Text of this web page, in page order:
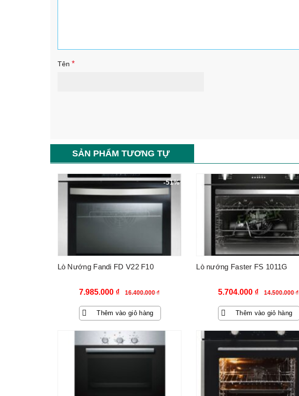
Tên *
SẢN PHẨM TƯƠNG TỰ
-51%
Lò Nướng Fandi FD V22 F10
16.400.000₫
Giá
gốc
là:
16.400.000 ₫.
7.985.000 ₫
Giá
hiện
tại
là:
7.985.000 ₫.
Thêm vào giỏ hàng
Lò nướng Faster FS 1011G
14.500.000₫
Giá
gốc
là:
14.500.000 ₫.
5.704.000 ₫
Giá
hiện
tại
là:
Thêm vào giỏ hàng